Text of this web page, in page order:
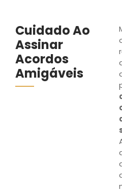
Cuidado Ao
Assinar
Acordos
Amigáveis